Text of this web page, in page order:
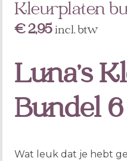
Kleurplaten
€2,95 incl. btw
Luna’s
Bundel 6
Wat leuk dat je hebt